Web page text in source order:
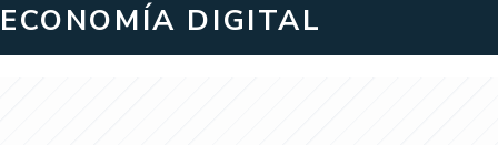
ECONOMÍA DIGITAL